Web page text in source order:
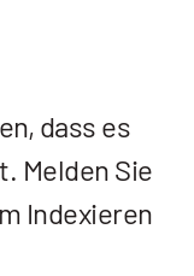
dass es
Melden Sie
Indexieren